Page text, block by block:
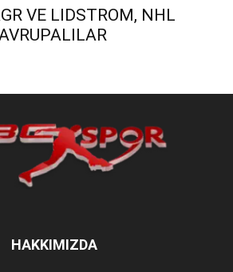
VE LIDSTROM, NHL
HAKKIMIZDA